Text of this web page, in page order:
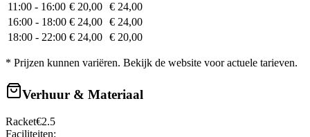
11:00 - 16:00 € 20,00 € 24,00
16:00 - 18:00 € 24,00 € 24,00
18:00 - 22:00 € 24,00 € 20,00
* Prijzen kunnen variëren. Bekijk de website voor actuele tarieven.
Verhuur & Materiaal
Racket€2.5
Faciliteiten: